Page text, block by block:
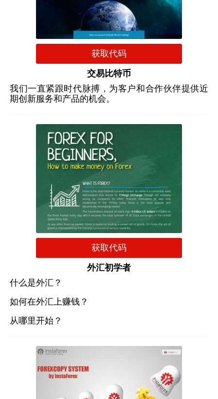
获取代码
交易比特币
我们一直紧跟时代脉搏，为客户和合作伙伴提供近
期创新服务和产品的机会。
获取代码
外汇初学者
什么是外汇？
如何在外汇上赚钱？
从哪里开始？